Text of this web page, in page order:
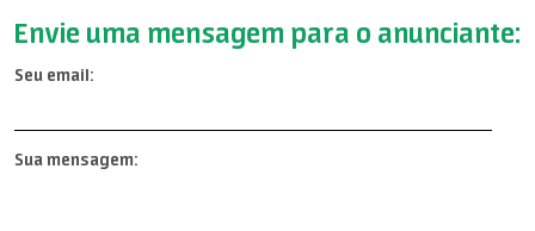
Envie uma mensagem para o anunciante:
Seu email:
Sua mensagem: